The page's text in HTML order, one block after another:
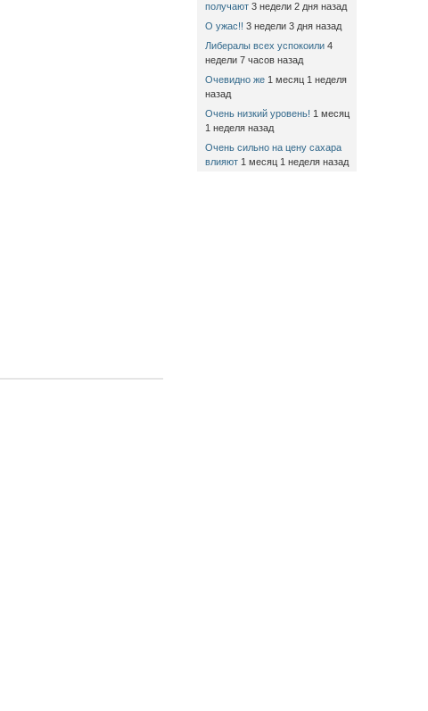
получают 3 недели 2 дня назад
О ужас!! 3 недели 3 дня назад
Либералы всех успокоили 4
недели 7 часов назад
Очевидно же 1 месяц 1 неделя
назад
Очень низкий уровень! 1 месяц
1 неделя назад
Очень сильно на цену сахара
влияют 1 месяц 1 неделя назад